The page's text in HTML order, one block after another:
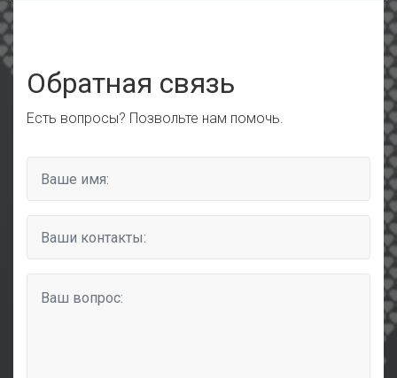
Обратная связь
Есть вопросы? Позвольте нам помочь.